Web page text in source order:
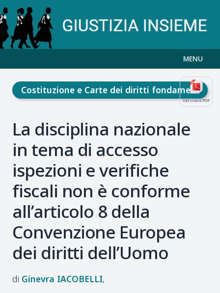
MENU
Versione PDF
Costituzione e Carte dei diritti fondamentali
La disciplina nazionale
in tema di accesso
ispezioni e verifiche
fiscali non è conforme
all’articolo 8 della
Convenzione Europea
dei diritti dell’Uomo
Ginevra IACOBELLI